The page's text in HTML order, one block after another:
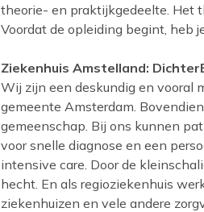
theorie- en praktijkgedeelte. Het
Voordat de opleiding begint, heb
Ziekenhuis Amstelland:
Wij zijn een deskundig en vooral
gemeente Amsterdam.
gemeenschap. Bij ons kunnen
voor snelle diagnose en een
intensive care. Door de
hecht. En als regioziekenhuis
ziekenhuizen en vele andere